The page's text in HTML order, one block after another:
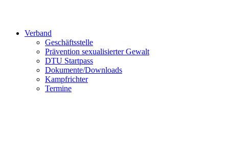
Verband
Geschäftsstelle
Prävention sexualisierter Gewalt
DTU Startpass
Dokumente/Downloads
Kampfrichter
Termine